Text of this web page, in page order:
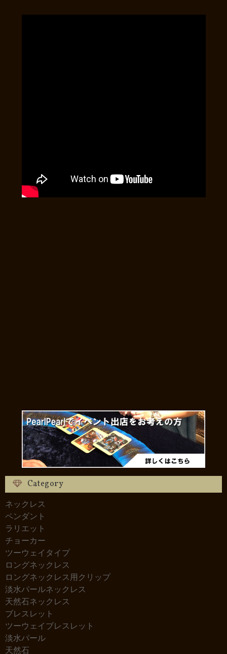
Category
ネックレス
ペンダント
ラリエット
チョーカー
ツーウェイタイプ
ロングネックレス
ロングネックレス用クリップ
淡水パールネックレス
天然石ネックレス
ブレスレット
ツーウェイブレスレット
淡水パール
天然石